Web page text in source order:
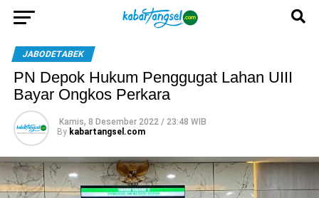
JABODETABEK
PN Depok Hukum Penggugat Lahan UIII
Bayar Ongkos Perkara
Kamis, 8 Desember 2022 / 23:48 WIB
By kabartangsel.com